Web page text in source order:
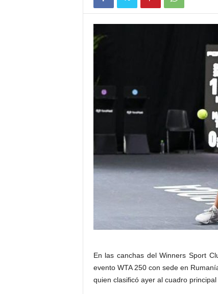
En las canchas del Winners Sport
evento WTA 250 con sede en
quien clasificó ayer al cuadro